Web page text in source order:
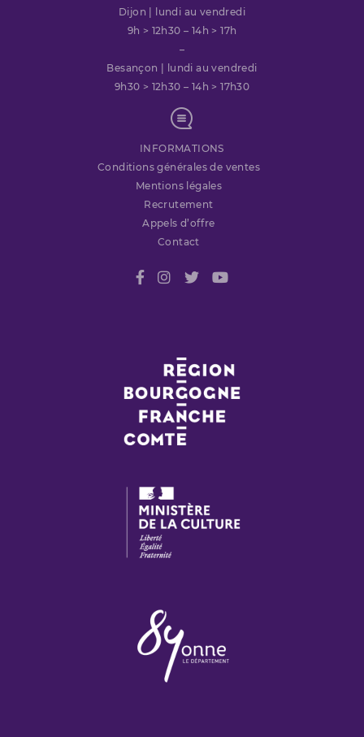
Dijon | lundi au vendredi
9h > 12h30 – 14h > 17h
–
Besançon | lundi au vendredi
9h30 > 12h30 – 14h > 17h30
INFORMATIONS
Conditions générales de ventes
Mentions légales
Recrutement
Appels d’offre
Contact